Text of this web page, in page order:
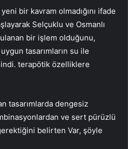
bir kavram olmadığını ifade
Selçuklu ve Osmanlı
bir işlem olduğunu,
tasarımların su ile
terapötik özelliklere
tasarımlarda dengesiz
ve sert pürüzlü
belirten Var, şöyle